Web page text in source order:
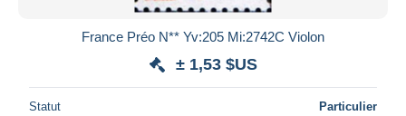
France Préo N** Yv:205 Mi:2742C Violon
± 1,53 $US
Statut Particulier